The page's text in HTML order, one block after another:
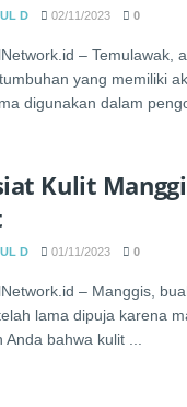
D 02/11/2023 0
– Temulawak,
yang memiliki
digunakan dalam
Kulit
D 01/11/2023 0
– Manggis,
lama dipuja karena
Anda bahwa kulit ...